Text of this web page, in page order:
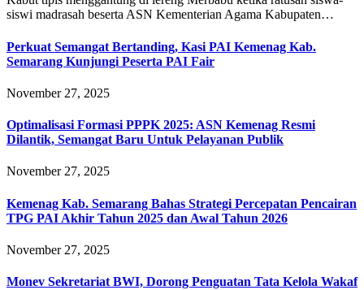
siswi madrasah beserta ASN Kementerian Agama Kabupaten…
Perkuat Semangat Bertanding, Kasi PAI Kemenag Kab.
Semarang Kunjungi Peserta PAI Fair
November 27, 2025
Optimalisasi Formasi PPPK 2025: ASN Kemenag Resmi
Dilantik, Semangat Baru Untuk Pelayanan Publik
November 27, 2025
Kemenag Kab. Semarang Bahas Strategi Percepatan Pencairan
TPG PAI Akhir Tahun 2025 dan Awal Tahun 2026
November 27, 2025
Monev Sekretariat BWI, Dorong Penguatan Tata Kelola Wakaf